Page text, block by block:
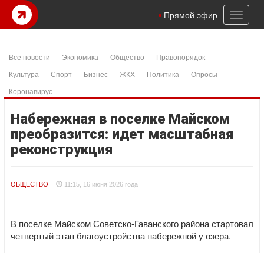
Toggle
Прямой эфир
Все новости Экономика Общество
Правопорядок
Культура
Спорт Бизнес ЖКХ Политика
Опросы
Коронавирус
Набережная в поселке Майском
преобразится: идет масштабная
реконструкция
ОБЩЕСТВО 11:15, 16 июня 2026 года
В поселке Майском Советско‑Гаванского района стартовал
четвертый этап благоустройства набережной у озера.